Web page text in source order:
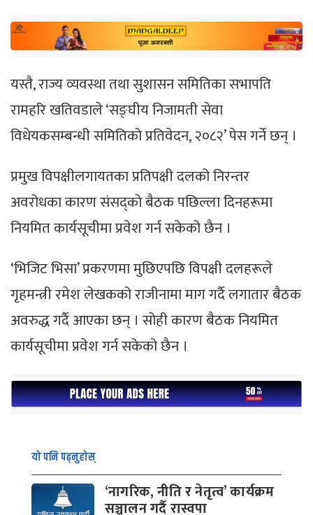
यस्तै, राज्य व्यवस्था तथा सुशासन समितिका सभापति
रामहरि खतिवडाले ‘सङ्घीय निजामती सेवा
विधेयकसम्बन्धी समितिको प्रतिवेदन, २०८२’ पेस गर्ने छन् ।
प्रमुख विपक्षीलगायतका प्रतिपक्षी दलको निरन्तर
अवरोधका कारण संसद्को बैठक पछिल्ला दिनहरूमा
नियमित कार्यसूचीमा प्रवेश गर्न सकेको छैन ।
‘भिजिट भिसा’ प्रकरणमा मुछिएपछि विपक्षी दलहरूले
गृहमन्त्री रमेश लेखकको राजीनामा माग गर्दै लगातार बैठक
अवरुद्ध गर्दै आएका छन् । सोही कारण बैठक नियमित
कार्यसूचीमा प्रवेश गर्न सकेको छैन ।
यो पनि पढ्नुहोस्
‘नागरिक, नीति र नेतृत्व’ कार्यक्रम
सञ्चालन गर्दै रास्वपा